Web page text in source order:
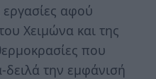
εργασίες αφού
Χειμώνα και της
που
την εμφάνισή